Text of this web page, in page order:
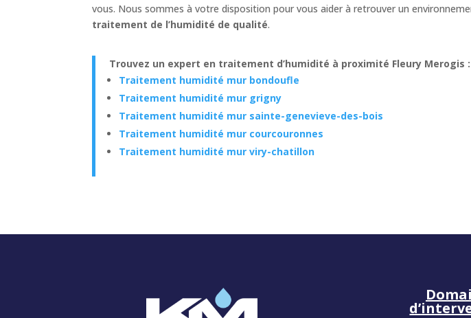
vous. Nous sommes à votre disposition pour vous aider à retrouver un
traitement de l’humidité de qualité.
Trouvez un expert en traitement d’humidité à proximité Fleury Merogis :
Traitement humidité mur bondoufle
Traitement humidité mur grigny
Traitement humidité mur sainte-genevieve-des-bois
Traitement humidité mur courcouronnes
Traitement humidité mur viry-chatillon